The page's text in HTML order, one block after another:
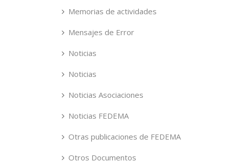
Memorias de actividades
Mensajes de Error
Noticias
Noticias
Noticias Asociaciones
Noticias FEDEMA
Otras publicaciones de FEDEMA
Otros Documentos